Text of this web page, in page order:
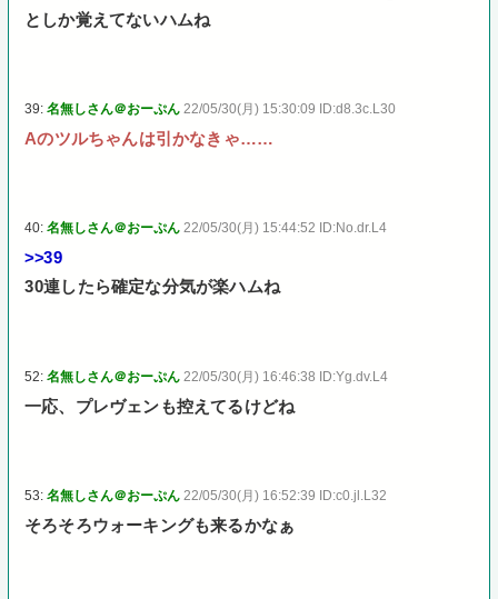
としか覚えてないハムね
39:名無しさん＠おーぷん 22/05/30(月) 15:30:09 ID:d8.3c.L30
Aのツルちゃんは引かなきゃ……
40:名無しさん＠おーぷん 22/05/30(月) 15:44:52 ID:No.dr.L4
>>39
30連したら確定な分気が楽ハムね
52:名無しさん＠おーぷん 22/05/30(月) 16:46:38 ID:Yg.dv.L4
一応、プレヴェンも控えてるけどね
53:名無しさん＠おーぷん 22/05/30(月) 16:52:39 ID:c0.jl.L32
そろそろウォーキングも来るかなぁ